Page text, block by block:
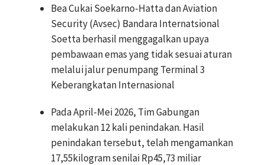
Bea Cukai Soekarno-Hatta dan Aviation
Security (Avsec) Bandara Internatsional
Soetta berhasil menggagalkan upaya
pembawaan emas yang tidak sesuai aturan
melalui jalur penumpang Terminal 3
Keberangkatan Internasional
Pada April-Mei 2026, Tim Gabungan
melakukan 12 kali penindakan. Hasil
penindakan tersebut, telah mengamankan
17,55kilogram senilai Rp45,73 miliar